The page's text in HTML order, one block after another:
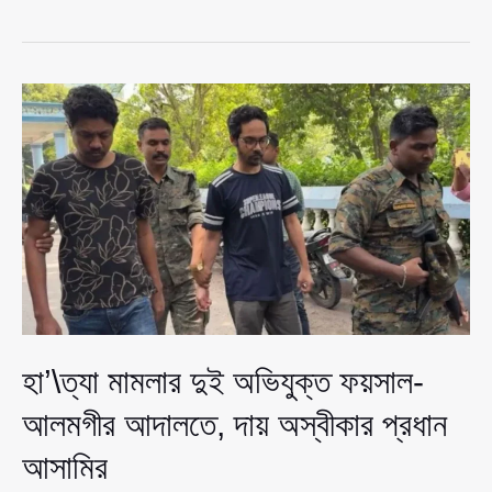
বিতর্ক:
ভাইয়ের
হ’ত্যা
নিয়ে
মুখ
খুলতে
যাচ্ছেন
ওমর
হাদি
হা’\ত্যা মামলার দুই অভিযুক্ত ফয়সাল-
আলমগীর আদালতে, দায় অস্বীকার প্রধান
আসামির